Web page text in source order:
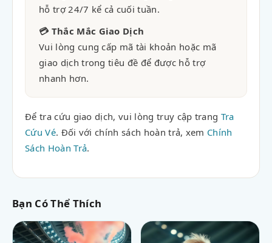
hỗ trợ 24/7 kể cả cuối tuần.
💳 Thắc Mắc Giao Dịch
Vui lòng cung cấp mã tài khoản hoặc mã
giao dịch trong tiêu đề để được hỗ trợ
nhanh hơn.
Để tra cứu giao dịch, vui lòng truy cập trang Tra
Cứu Vé. Đối với chính sách hoàn trả, xem Chính
Sách Hoàn Trả.
Bạn Có Thể Thích